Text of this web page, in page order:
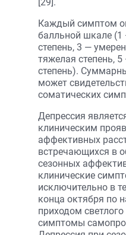
Каждый симптом
балльной шкале (1
степень, 3 —
тяжелая степень,
степень).
может
соматических
Депрессия
клиническим
аффективных
встречающихся в
сезонных
клинические
исключительно в
конца октября по
приходом
симптомы